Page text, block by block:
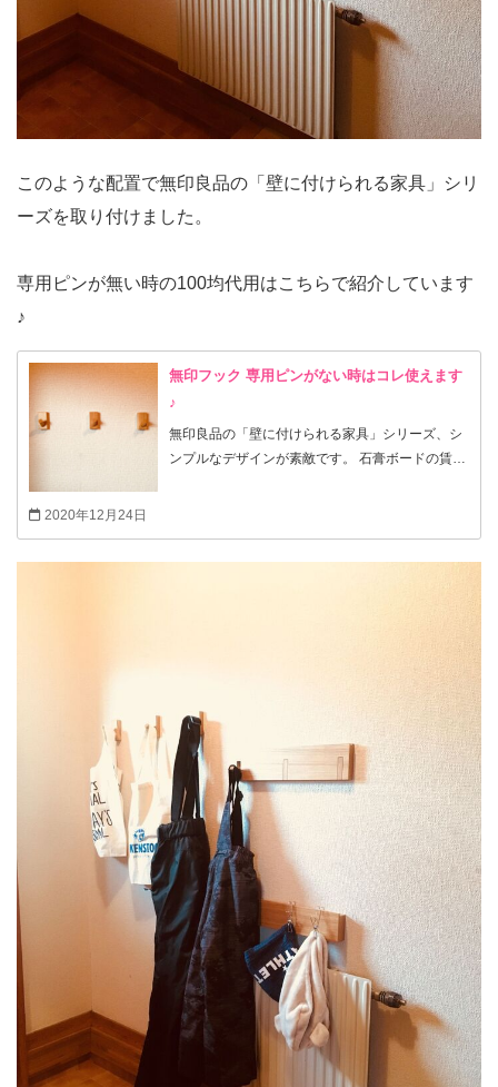
このような配置で無印良品の「壁に付けられる家具」シリ
ーズを取り付けました。
専用ピンが無い時の100均代用はこちらで紹介しています
♪
無印フック 専用ピンがない時はコレ使えます
♪
無印良品の「壁に付けられる家具」シリーズ、シ
ンプルなデザインが素敵です。 石膏ボードの賃貸
2020年12月24日